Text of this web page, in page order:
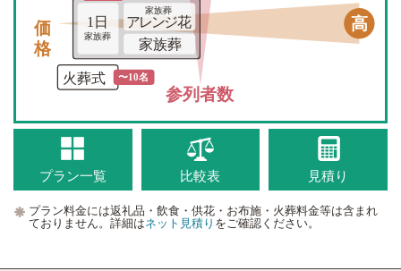
参列者数
価格
火葬式
高
1日
家族葬
〜10名
家族葬
アレンジ花
家族葬
プラン一覧 比較表 見積り
プラン料金には返礼品・飲食・供花・お布施・火葬料金等は含まれ
ておりません。詳細はネット見積り をご確認ください。